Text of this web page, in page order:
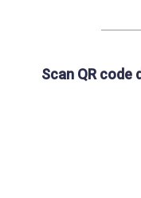
Scan QR code